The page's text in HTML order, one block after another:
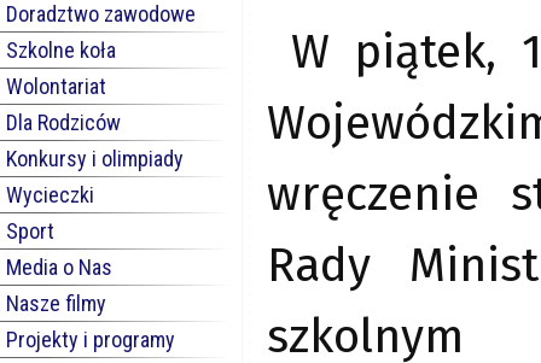
Doradztwo zawodowe
Szkolne koła
Wolontariat
Dla Rodziców
Konkursy i olimpiady
Wycieczki
Sport
Media o Nas
Nasze filmy
Projekty i programy
W piątek,
wręczenie
Rady